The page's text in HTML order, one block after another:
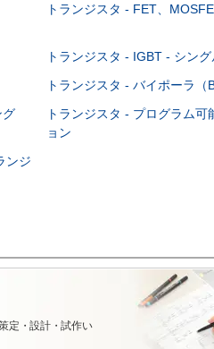
トランジスタ - FET、
トランジスタ - IGBT - シング
トランジスタ - バイポーラ（
グ
トランジスタ - プログラム可
ョン
ンジ
定・設計・試作い